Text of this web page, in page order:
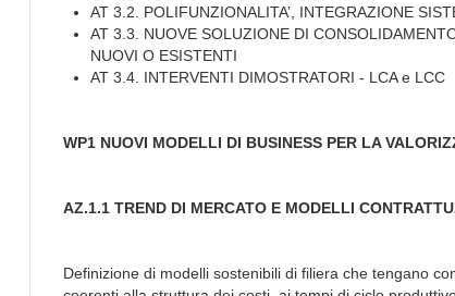
AT 3.2. POLIFUNZIONALITA’, INTEGRAZIONE
AT 3.3. NUOVE SOLUZIONE DI
NUOVI O ESISTENTI
AT 3.4. INTERVENTI DIMOSTRATORI - LCA e LCC
WP1 NUOVI MODELLI DI BUSINESS PER LA
AZ.1.1 TREND DI MERCATO E MODELLI
Definizione di modelli sostenibili di filiera che tengano